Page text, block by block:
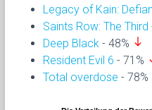
Legacy of Kain:
Saints Row: The Third
Deep Black - 48% south
Resident Evil 6 - 71%
Total overdose - 78%